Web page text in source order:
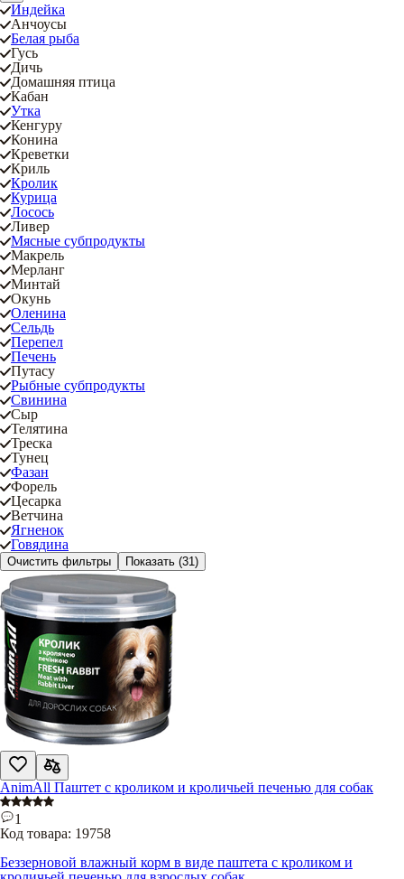
Индейка
Анчоусы
Белая рыба
Гусь
Дичь
Домашняя птица
Кабан
Утка
Кенгуру
Конина
Креветки
Криль
Кролик
Курица
Лосось
Ливер
Мясные субпродукты
Макрель
Мерланг
Минтай
Окунь
Оленина
Сельдь
Перепел
Печень
Путасу
Рыбные субпродукты
Свинина
Сыр
Телятина
Треска
Тунец
Фазан
Форель
Цесарка
Ветчина
Ягненок
Говядина
Очистить фильтры Показать (31)
AnimAll Паштет с кроликом и кроличьей печенью для собак
1
Код товара: 19758
Беззерновой влажный корм в виде паштета с кроликом и